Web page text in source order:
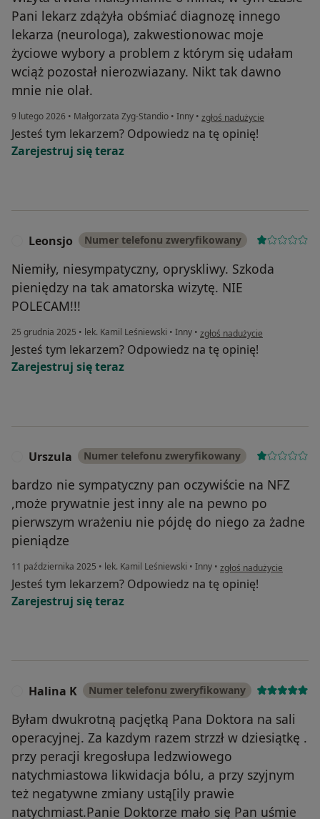
Pani lekarz zdążyła obśmiać diagnozę innego
lekarza (neurologa), zakwestionowac moje
życiowe wybory a problem z którym się udałam
wciąż pozostał nierozwiazany. Nikt tak dawno
mnie nie olał.
9 lutego 2026 • Małgorzata Zyg-Standio • Inny • w opinii użytkownika Ola
zgłoś nadużycie
Jesteś tym lekarzem? Odpowiedz na tę opinię!
Zarejestruj się teraz
Leonsjo Numer telefonu zweryfikowany
Niemiły, niesympatyczny, opryskliwy. Szkoda
pieniędzy na tak amatorska wizytę. NIE
POLECAM!!!
25 grudnia 2025 • lek. Kamil Leśniewski • Inny • w opinii użytkownika Leonsjo
zgłoś nadużycie
Jesteś tym lekarzem? Odpowiedz na tę opinię!
Zarejestruj się teraz
Urszula Numer telefonu zweryfikowany
bardzo nie sympatyczny pan oczywiście na NFZ
,może prywatnie jest inny ale na pewno po
pierwszym wrażeniu nie pójdę do niego za żadne
pieniądze
11 października 2025 • lek. Kamil Leśniewski • Inny • w opinii użytkownika
zgłoś nadużycie
Jesteś tym lekarzem? Odpowiedz na tę opinię!
Zarejestruj się teraz
Halina K Numer telefonu zweryfikowany
Byłam dwukrotną pacjętką Pana Doktora na sali
operacyjnej. Za kazdym razem strzzł w dziesiątkę .
przy peracji kregosłupa ledzwiowego
natychmiastowa likwidacja bólu, a przy szyjnym
też negatywne zmiany ustą[ily prawie
natychmiast.Panie Doktorze mało się Pan uśmie